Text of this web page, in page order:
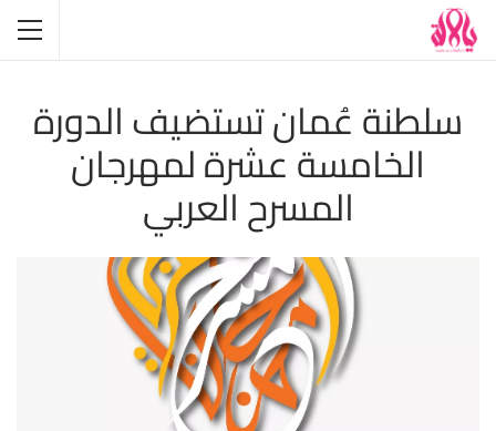
سلطنة عُمان تستضيف الدورة
الخامسة عشرة لمهرجان
المسرح العربي